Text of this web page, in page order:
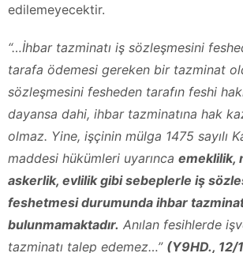
edilemeyecektir.
“…İhbar tazminatı iş sözleşmesini
tarafa ödemesi gereken bir tazminat
sözleşmesini fesheden tarafın feshi
dayansa dahi, ihbar tazminatına hak
olmaz. Yine, işçinin mülga 1475 sayılı
maddesi hükümleri uyarınca emeklilik,
askerlik, evlilik gibi sebeplerle iş
feshetmesi durumunda ihbar
bulunmamaktadır. Anılan fesihlerde
tazminatı talep edemez…” (Y9HD., 12/